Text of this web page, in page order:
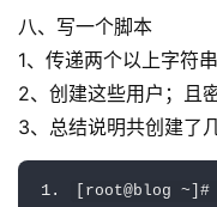
八、写一个脚本
1、传递两个以上字符
2、创建这些用户；且
3、总结说明共创建了
root@blog ~]#